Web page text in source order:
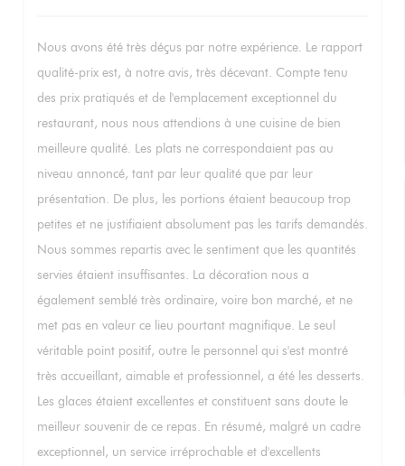
Nous avons été très déçus par notre expérience. Le rapport
qualité-prix est, à notre avis, très décevant. Compte tenu
des prix pratiqués et de l'emplacement exceptionnel du
restaurant, nous nous attendions à une cuisine de bien
meilleure qualité. Les plats ne correspondaient pas au
niveau annoncé, tant par leur qualité que par leur
présentation. De plus, les portions étaient beaucoup trop
petites et ne justifiaient absolument pas les tarifs demandés.
Nous sommes repartis avec le sentiment que les quantités
servies étaient insuffisantes. La décoration nous a
également semblé très ordinaire, voire bon marché, et ne
met pas en valeur ce lieu pourtant magnifique. Le seul
véritable point positif, outre le personnel qui s'est montré
très accueillant, aimable et professionnel, a été les desserts.
Les glaces étaient excellentes et constituent sans doute le
meilleur souvenir de ce repas. En résumé, malgré un cadre
exceptionnel, un service irréprochable et d'excellents